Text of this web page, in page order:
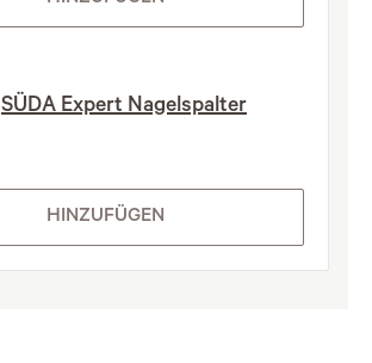
SÜDA Expert Nagelspalter
HINZUFÜGEN